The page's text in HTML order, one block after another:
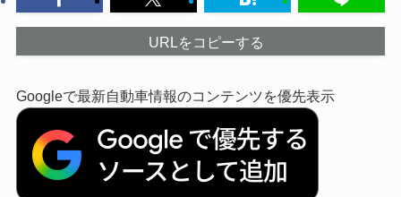
URLをコピーする
Googleで最新自動車情報のコンテンツを優先表示